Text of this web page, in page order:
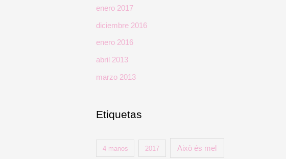
enero 2017
diciembre 2016
enero 2016
abril 2013
marzo 2013
Etiquetas
4 manos 2017 Això és mel